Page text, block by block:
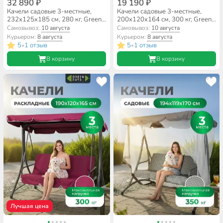
32 890 ₽
Качели садовые 3-местные,
232х125х185 см, 280 кг, Green
Days, раскладываются в
кровать, с москитной сеткой,
подушка, YYSW076, металл
Самовывоз: 10 августа
Курьером:8 августа
5•1 отзыв
В корзину
19 190 ₽
Качели садовые 3-местные,
200х120х164 см, 300 кг, Green
Days, раскладываются в
кровать, темно-зеленые,
YTGSW030-19-4914, металл
Самовывоз: 10 августа
Курьером: 8 августа
5•1 отзыв
В корзину
Лучшая цена